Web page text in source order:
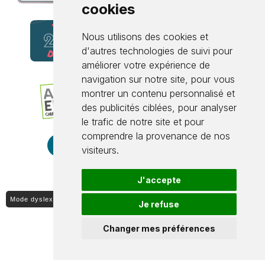
cookies
Nous utilisons des cookies et
d'autres technologies de suivi pour
améliorer votre expérience de
navigation sur notre site, pour vous
montrer un contenu personnalisé et
des publicités ciblées, pour analyser
le trafic de notre site et pour
comprendre la provenance de nos
visiteurs.
J'accepte
Je refuse
Changer mes préférences
Mode dyslexique ON / OFF